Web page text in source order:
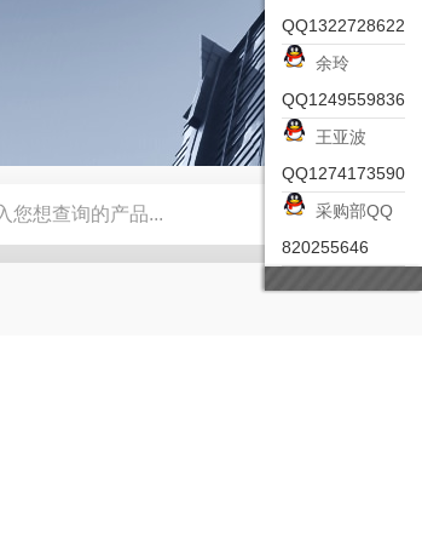
*皮尔兹PILZ安全激光扫描仪 RZMO-TER-
QQ1322728622
余玲
QQ1249559836
王亚波
QQ1274173590
采购部QQ
820255646